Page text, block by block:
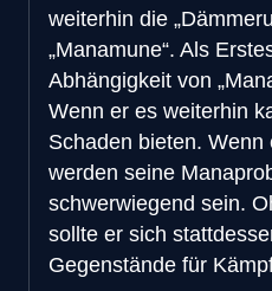
weiterhin die
„Manamune“. Als
Abhängigkeit von
Wenn er es weiterhin
Schaden bieten. Wenn
werden seine
schwerwiegend sein.
sollte er sich
Gegenstände für